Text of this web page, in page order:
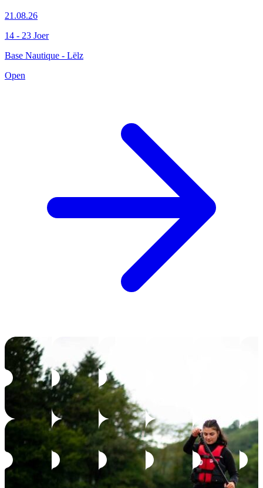
21.08.26
14 - 23 Joer
Base Nautique - Lëlz
Open